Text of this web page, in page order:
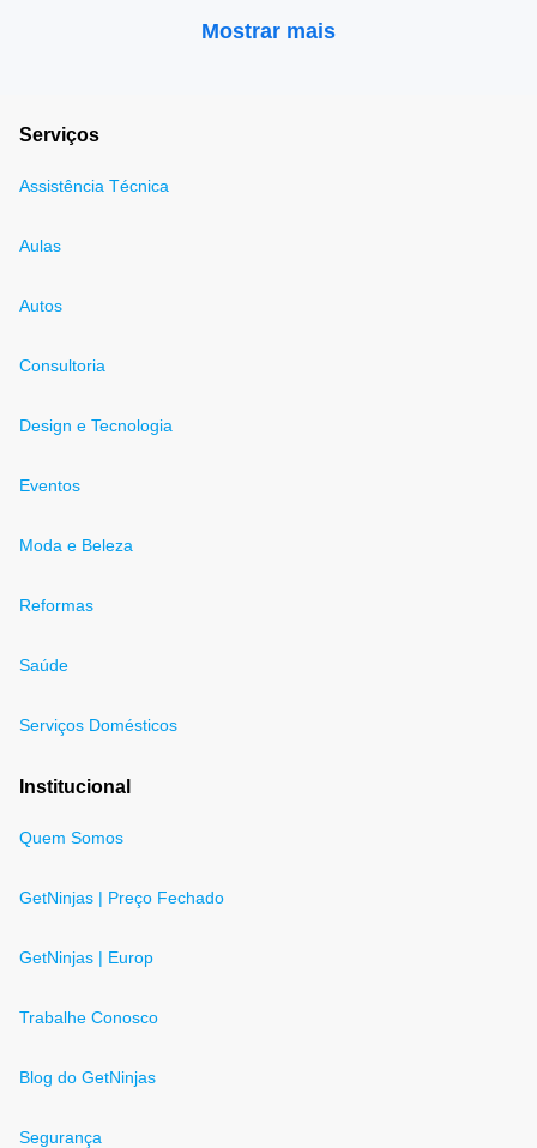
Mostrar mais
Serviços
Assistência Técnica
Aulas
Autos
Consultoria
Design e Tecnologia
Eventos
Moda e Beleza
Reformas
Saúde
Serviços Domésticos
Institucional
Quem Somos
GetNinjas | Preço Fechado
GetNinjas | Europ
Trabalhe Conosco
Blog do GetNinjas
Segurança